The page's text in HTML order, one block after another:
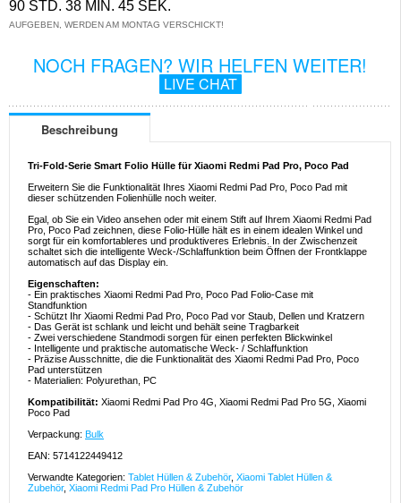
90 STD. 38 MIN. 45 SEK.
AUFGEBEN, WERDEN AM MONTAG VERSCHICKT!
NOCH FRAGEN? WIR HELFEN WEITER!
LIVE CHAT
Beschreibung
Tri-Fold-Serie Smart Folio Hülle für Xiaomi Redmi Pad Pro, Poco Pad
Erweitern Sie die Funktionalität Ihres Xiaomi Redmi Pad Pro, Poco Pad mit
dieser schützenden Folienhülle noch weiter.
Egal, ob Sie ein Video ansehen oder mit einem Stift auf Ihrem Xiaomi Redmi Pad
Pro, Poco Pad zeichnen, diese Folio-Hülle hält es in einem idealen Winkel und
sorgt für ein komfortableres und produktiveres Erlebnis. In der Zwischenzeit
schaltet sich die intelligente Weck-/Schlaffunktion beim Öffnen der Frontklappe
automatisch auf das Display ein.
Eigenschaften:
- Ein praktisches Xiaomi Redmi Pad Pro, Poco Pad Folio-Case mit
Standfunktion
- Schützt Ihr Xiaomi Redmi Pad Pro, Poco Pad vor Staub, Dellen und Kratzern
- Das Gerät ist schlank und leicht und behält seine Tragbarkeit
- Zwei verschiedene Standmodi sorgen für einen perfekten Blickwinkel
- Intelligente und praktische automatische Weck- / Schlaffunktion
- Präzise Ausschnitte, die die Funktionalität des Xiaomi Redmi Pad Pro, Poco
Pad unterstützen
- Materialien: Polyurethan, PC
Kompatibilität: Xiaomi Redmi Pad Pro 4G, Xiaomi Redmi Pad Pro 5G, Xiaomi
Poco Pad
Verpackung: Bulk
EAN: 5714122449412
Verwandte Kategorien: Tablet Hüllen & Zubehör, Xiaomi Tablet Hüllen &
Zubehör, Xiaomi Redmi Pad Pro Hüllen & Zubehör